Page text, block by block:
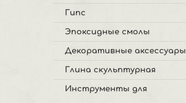
Гипс
Эпоксидные смолы
Декоративные аксессуары
Глина скульптурная
Инструменты для